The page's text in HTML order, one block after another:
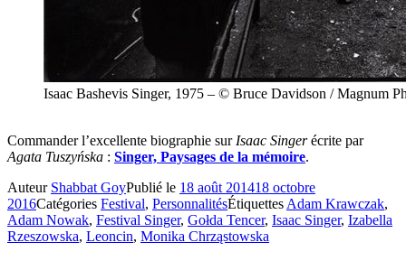
Isaac Bashevis Singer, 1975 – © Bruce Davidson / Magnum
Commander l’excellente biographie sur Isaac Singerécrite par
Agata Tuszyńska : Singer, Paysages de la mémoire.
Auteur Shabbat GoyPublié le 18 août 201418 octobre
2016Catégories Festival, PersonnalitésÉtiquettes Adam Krawczak,
Adam Nowak, Festival Singer, Gołda Tencer, Isaac Singer, Izabella
Rzeszowska, Leoncin, Monika Chrząstowska